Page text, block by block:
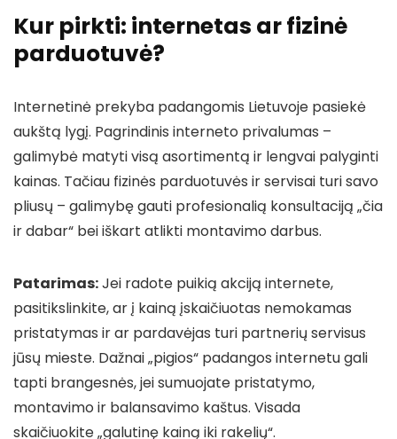
Kur pirkti: internetas ar fizinė
parduotuvė?
Internetinė prekyba padangomis Lietuvoje pasiekė
aukštą lygį. Pagrindinis interneto privalumas –
galimybė matyti visą asortimentą ir lengvai palyginti
kainas. Tačiau fizinės parduotuvės ir servisai turi savo
pliusų – galimybę gauti profesionalią konsultaciją „čia
ir dabar“ bei iškart atlikti montavimo darbus.
Patarimas:Jei radote puikią akciją internete,
pasitikslinkite, ar į kainą įskaičiuotas nemokamas
pristatymas ir ar pardavėjas turi partnerių servisus
jūsų mieste. Dažnai „pigios“ padangos internetu gali
tapti brangesnės, jei sumuojate pristatymo,
montavimo ir balansavimo kaštus. Visada
skaičiuokite „galutinę kainą iki rakelių“.